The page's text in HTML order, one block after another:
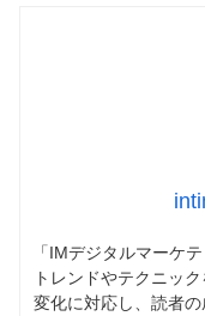
「IMデジタルマーケ
トレンドやテクニッ
変化に対応し、読者